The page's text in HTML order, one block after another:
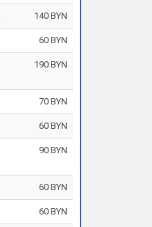
140 BYN
60 BYN
190 BYN
70 BYN
60 BYN
90 BYN
60 BYN
60 BYN